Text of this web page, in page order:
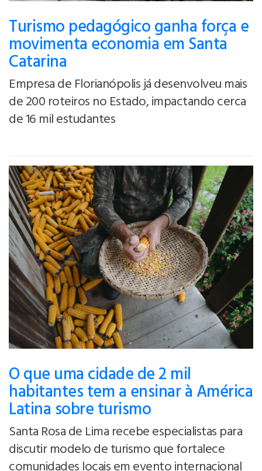
Turismo pedagógico ganha força e
movimenta economia em Santa
Catarina
Empresa de Florianópolis já desenvolveu mais
de 200 roteiros no Estado, impactando cerca
de 16 mil estudantes
O que uma cidade de 2 mil
habitantes tem a ensinar à América
Latina sobre turismo
Santa Rosa de Lima recebe especialistas para
discutir modelo de turismo que fortalece